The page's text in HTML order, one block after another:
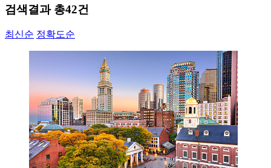
검색결과 총42건
최신순 정확도순